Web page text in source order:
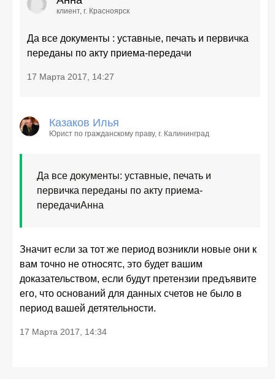
клиент, г. Красноярск
Да все документы : уставные, печать и первичка
переданы по акту приема-передачи
17 Марта 2017, 14:27
Казаков Илья
Юрист по гражданскому праву, г. Калининград
Да все документы: уставные, печать и
первичка переданы по акту приема-
передачиАнна
Значит если за тот же период возникли новые они к
вам точно не относятс, это будет вашим
доказательством, если будут претензии предъявите
его, что оснований для данных счетов не было в
период вашей детятельности.
17 Марта 2017, 14:34